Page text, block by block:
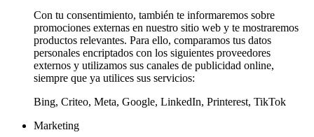
Con tu consentimiento, también te informaremos sobre
promociones externas en nuestro sitio web y te mostraremos
productos relevantes. Para ello, comparamos tus datos
personales encriptados con los siguientes proveedores
externos y utilizamos sus canales de publicidad online,
siempre que ya utilices sus servicios:
Bing, Criteo, Meta, Google, LinkedIn, Printerest, TikTok
Marketing